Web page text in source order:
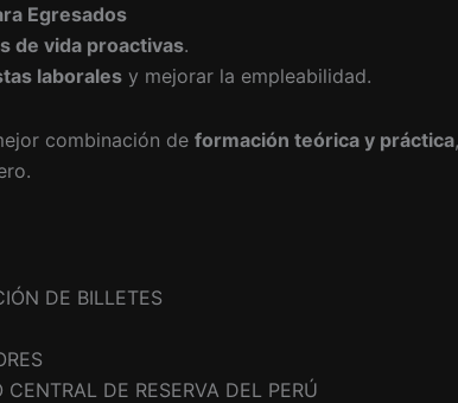
Egresados
de vida proactivas.
laborales y mejorar la empleabilidad.
combinación de formación teórica y práctica
DE BILLETES
DE RESERVA DEL PERÚ